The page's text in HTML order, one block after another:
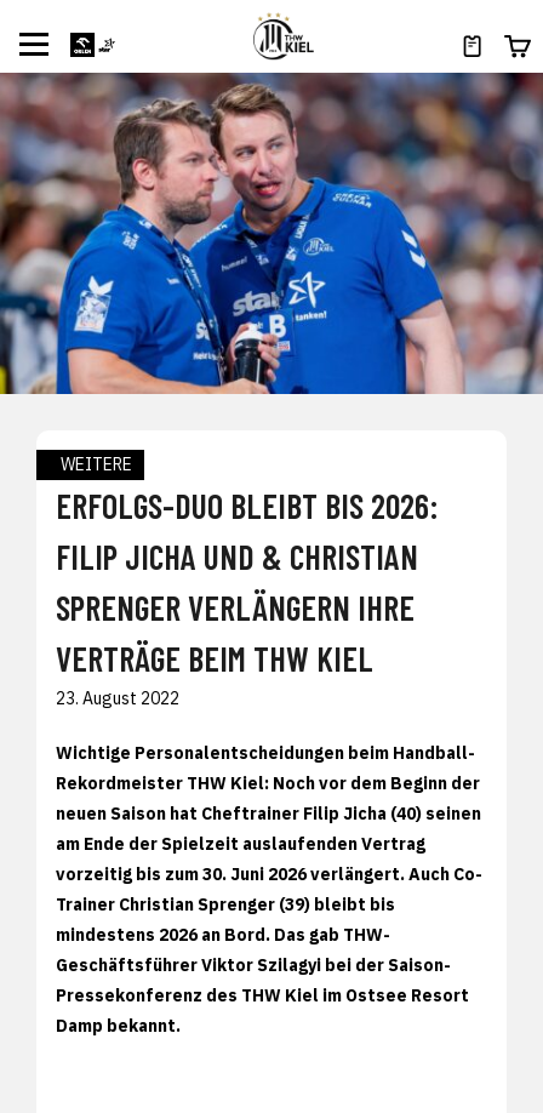
WEITERE
ERFOLGS-DUO BLEIBT BIS 2026:
FILIP JICHA UND & CHRISTIAN
SPRENGER VERLÄNGERN IHRE
VERTRÄGE BEIM THW KIEL
23. August 2022
Wichtige Personalentscheidungen beim Handball-
Rekordmeister THW Kiel: Noch vor dem Beginn der
neuen Saison hat Cheftrainer Filip Jicha (40) seinen
am Ende der Spielzeit auslaufenden Vertrag
vorzeitig bis zum 30. Juni 2026 verlängert. Auch Co-
Trainer Christian Sprenger (39) bleibt bis
mindestens 2026 an Bord. Das gab THW-
Geschäftsführer Viktor Szilagyi bei der Saison-
Pressekonferenz des THW Kiel im Ostsee Resort
Damp bekannt.